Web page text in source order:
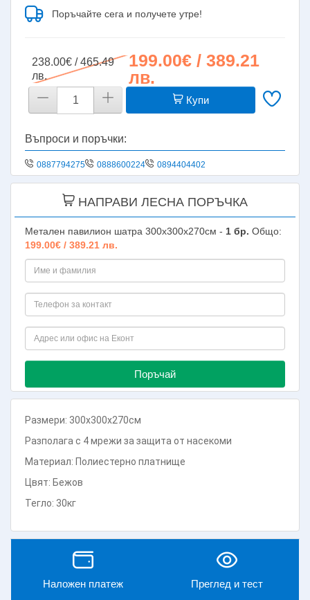
Поръчайте сега и получете утре!
238.00€ / 465.49
лв.
199.00€ / 389.21
лв.
Купи
Въпроси и поръчки:
0887794275 0888600224 0894404402
НАПРАВИ ЛЕСНА ПОРЪЧКА
Метален павилион шатра 300х300х270см - 1 бр. Общо:
199.00€ / 389.21 лв.
Поръчай
Размери: 300х300х270см
Разполага с 4 мрежи за защита от насекоми
Материал: Полиестерно платнище
Цвят: Бежов
Тегло: 30кг
Наложен платеж Преглед и тест